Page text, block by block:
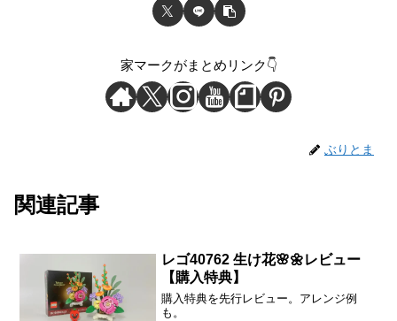
家マークがまとめリンク👇
ぶりとま
関連記事
レゴ40762 生け花🌸🌼レビュー
【購入特典】
購入特典を先行レビュー。アレンジ例
も。